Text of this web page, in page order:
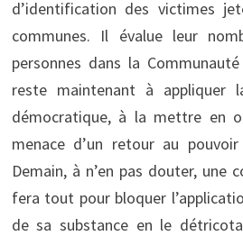
d’identification des victimes
communes. Il évalue leur
personnes dans la
reste maintenant à appliquer
démocratique, à la mettre en
menace d’un retour au
Demain, à n’en pas douter, une
fera tout pour bloquer
de sa substance en le